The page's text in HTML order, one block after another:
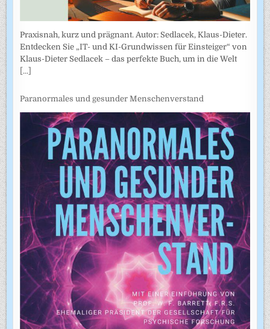
Praxisnah, kurz und prägnant. Autor: Sedlacek, Klaus-Dieter.
Entdecken Sie „IT- und KI-Grundwissen für Einsteiger“ von
Klaus-Dieter Sedlacek – das perfekte Buch, um in die Welt
[...]
Paranormales und gesunder Menschenverstand